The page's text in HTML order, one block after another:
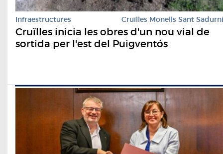
Infraestructures Cruïlles Monells Sant Sadurní
Cruïlles inicia les obres d'un nou vial de
sortida per l'est del Puigventós